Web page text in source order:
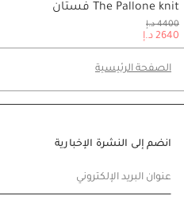
The Pallone knit فستان
حسابي
4400 د.إ
2640 د.إ
الصفحة الرئيسية
انضم إلى النشرة الإخبارية
عنوان البريد الإلكتروني